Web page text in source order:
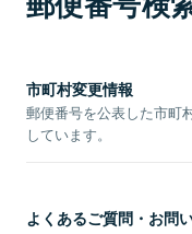
市町村変更情報
郵便番号を公表した市町
しています。
よくあるご質問・お問